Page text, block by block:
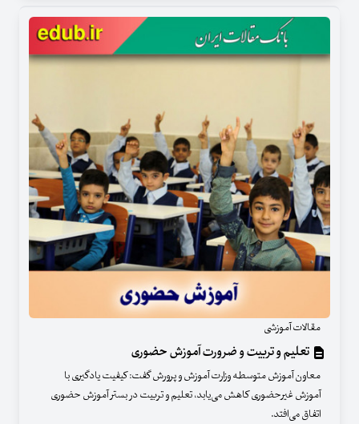
مقالات آموزشی
تعلیم و تربیت و ضرورت آموزش حضوری
معاون آموزش متوسطه وزارت آموزش و پرورش گفت: کیفیت یادگیری با
آموزش غیرحضوری کاهش می‌یابد، تعلیم و تربیت در بستر آموزش حضوری
اتفاق می‌افتد.